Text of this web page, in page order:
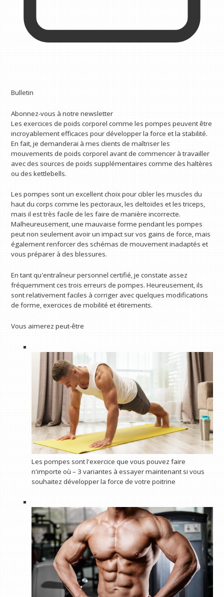
Bulletin
Abonnez-vous à notre newsletter
Les exercices de poids corporel comme les pompes peuvent être
incroyablement efficaces pour développer la force et la stabilité.
En fait, je demanderai à mes clients de maîtriser les
mouvements de poids corporel avant de commencer à travailler
avec des sources de poids supplémentaires comme des haltères
ou des kettlebells.
Les pompes sont un excellent choix pour cibler les muscles du
haut du corps comme les pectoraux, les deltoïdes et les triceps,
mais il est très facile de les faire de manière incorrecte.
Malheureusement, une mauvaise forme pendant les pompes
peut non seulement avoir un impact sur vos gains de force, mais
également renforcer des schémas de mouvement inadaptés et
vous préparer à des blessures.
En tant qu'entraîneur personnel certifié, je constate assez
fréquemment ces trois erreurs de pompes. Heureusement, ils
sont relativement faciles à corriger avec quelques modifications
de forme, exercices de mobilité et étirements.
Vous aimerez peut-être
Les pompes sont l'exercice que vous pouvez faire
n'importe où – 3 variantes à essayer maintenant si vous
souhaitez développer la force de votre poitrine